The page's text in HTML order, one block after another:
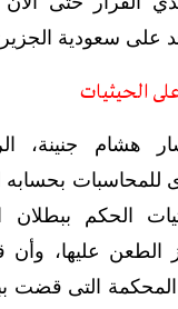
على سعودية
الحيثيات
هشام جنينة،
للمحاسبات
الحكم ببطلان
الطعن عليها، وأن
التى قضت